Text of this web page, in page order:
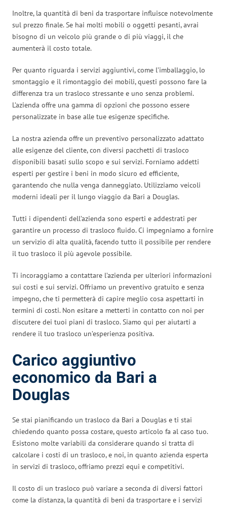
Inoltre, la quantità di beni da trasportare influisce notevolmente
sul prezzo finale. Se hai molti mobili o oggetti pesanti, avrai
bisogno di un veicolo più grande o di più viaggi, il che
aumenterà il costo totale.
Per quanto riguarda i servizi aggiuntivi, come l’imballaggio, lo
smontaggio e il rimontaggio dei mobili, questi possono fare la
differenza tra un trasloco stressante e uno senza problemi.
L’azienda offre una gamma di opzioni che possono essere
personalizzate in base alle tue esigenze specifiche.
La nostra azienda offre un preventivo personalizzato adattato
alle esigenze del cliente, con diversi pacchetti di trasloco
disponibili basati sullo scopo e sui servizi. Forniamo addetti
esperti per gestire i beni in modo sicuro ed efficiente,
garantendo che nulla venga danneggiato. Utilizziamo veicoli
moderni ideali per il lungo viaggio da Bari a Douglas.
Tutti i dipendenti dell’azienda sono esperti e addestrati per
garantire un processo di trasloco fluido. Ci impegniamo a fornire
un servizio di alta qualità, facendo tutto il possibile per rendere
il tuo trasloco il più agevole possibile.
Ti incoraggiamo a contattare l’azienda per ulteriori informazioni
sui costi e sui servizi. Offriamo un preventivo gratuito e senza
impegno, che ti permetterà di capire meglio cosa aspettarti in
termini di costi. Non esitare a metterti in contatto con noi per
discutere dei tuoi piani di trasloco. Siamo qui per aiutarti a
rendere il tuo trasloco un’esperienza positiva.
Carico aggiuntivo
economico da Bari a
Douglas
Se stai pianificando un trasloco da Bari a Douglas e ti stai
chiedendo quanto possa costare, questo articolo fa al caso tuo.
Esistono molte variabili da considerare quando si tratta di
calcolare i costi di un trasloco, e noi, in quanto azienda esperta
in servizi di trasloco, offriamo prezzi equi e competitivi.
Il costo di un trasloco può variare a seconda di diversi fattori
come la distanza, la quantità di beni da trasportare e i servizi